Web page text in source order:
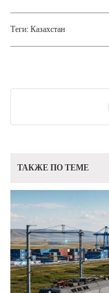
Теги: Казахстан
ТАКЖЕ ПО ТЕМЕ